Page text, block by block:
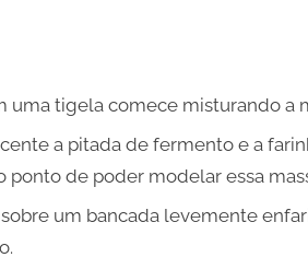
uma tigela comece misturando a
a pitada de fermento e a
ponto de poder modelar essa
um bancada levemente